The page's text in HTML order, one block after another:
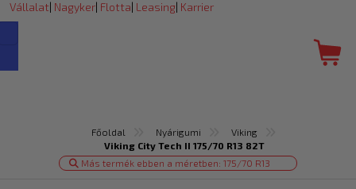
Vállalat| Nagyker| Flotta| Leasing| Karrier
Főoldal Nyárigumi
Viking
Viking City Tech II 175/70 R13 82T
Más termék ebben a méretben: 175/70 R13